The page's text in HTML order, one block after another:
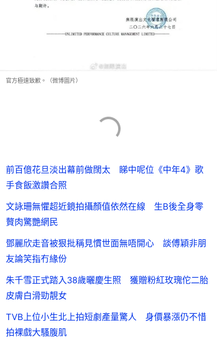
官方極速致歉。（微博圖片）
前百億花旦淡出幕前做闊太 睇中呢位《中年4》歌
手食飯激讚合照
文詠珊無懼超近鏡拍攝顏值依然在線 生B後全身零
贅肉驚艷網民
鄧麗欣走音被狠批稱見慣世面無唔開心 談傅穎非朋
友論笑指冇緣份
朱千雪正式踏入38歲曬慶生照 獲贈粉紅玫瑰佗二胎
皮膚白滑勁靚女
TVB上位小生北上拍短劇產量驚人 身價暴漲仍不惜
拍裸戲大騷腹肌